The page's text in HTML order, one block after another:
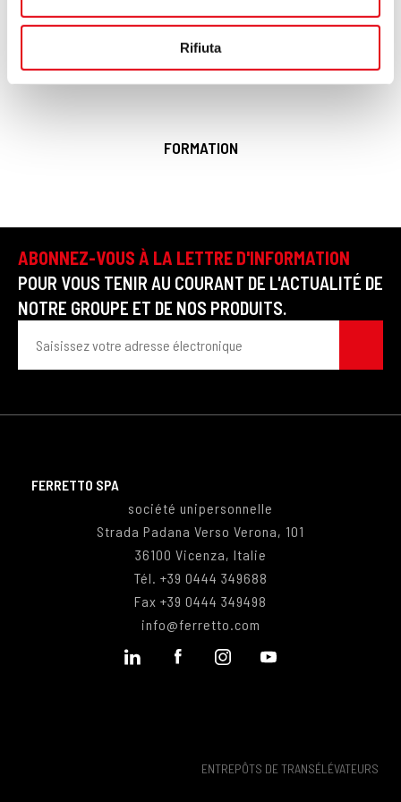
annunci, per fornire funzionalità dei social media e per
analizzare il nostro traffico. Condividiamo inoltre
nostri partner che si occupano di analisi dei dati web,
raccolto dal tuo utilizzo dei loro servizi.
Rifiuta
FORMATION
ABONNEZ-VOUS À LA LETTRE D'INFORMATION
POUR VOUS TENIR AU COURANT DE L'ACTUALITÉ DE
NOTRE GROUPE ET DE NOS PRODUITS.
FERRETTO SPA
société unipersonnelle
Strada Padana Verso Verona, 101
36100 Vicenza, Italie
Tél. +39 0444 349688
Fax +39 0444 349498
info@ferretto.com
ENTREPÔTS DE TRANSÉLÉVATEURS